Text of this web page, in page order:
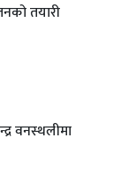
तयारी
वनस्थलीमा